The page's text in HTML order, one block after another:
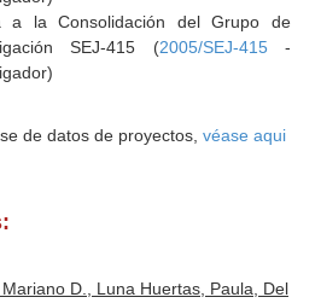
a la Consolidación del Grupo de
SEJ-415 (2005/SEJ-415-
de datos de proyectos, véase aqui
D., Luna Huertas, Paula, Del